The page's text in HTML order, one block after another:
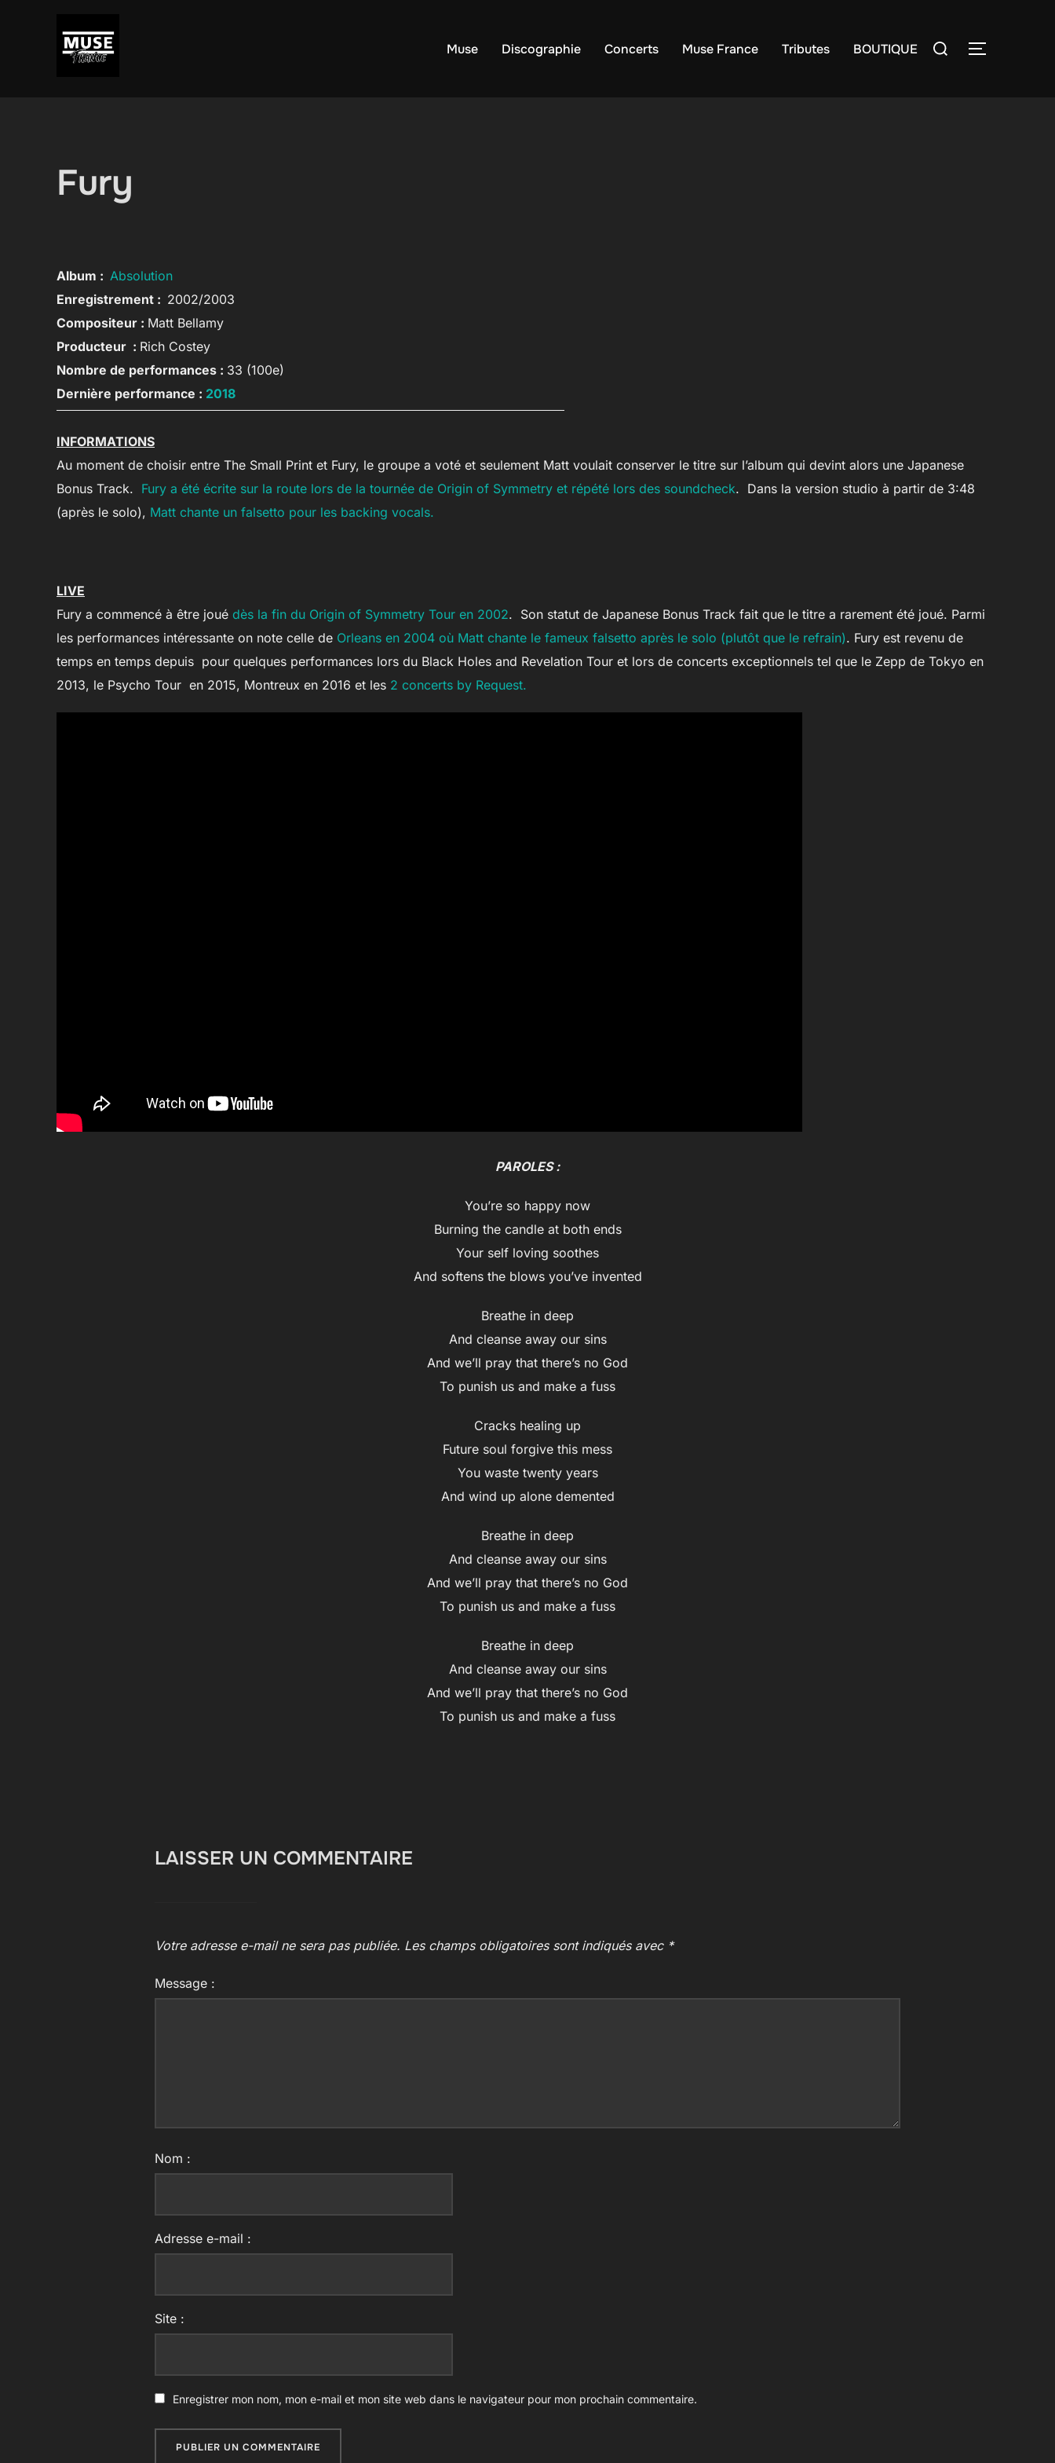
Muse Discographie Concerts Muse France Tributes BOUTIQUE
Rechercher :
Fury
Album : Absolution
Enregistrement : 2002/2003
Compositeur : Matt Bellamy
Producteur : Rich Costey
Nombre de performances : 33 (100e)
Dernière performance : 2018
INFORMATIONS
Au moment de choisir entre The Small Print et Fury, le groupe a voté et seulement Matt voulait conserver le titre sur l’album qui devint alors une Japanese
Bonus Track. Fury a été écrite sur la route lors de la tournée de Origin of Symmetry et répété lors des soundcheck. Dans la version studio à partir de 3:48
(après le solo), Matt chante un falsetto pour les backing vocals.
LIVE
Fury a commencé à être joué dès la fin du Origin of Symmetry Tour en 2002. Son statut de Japanese Bonus Track fait que le titre a rarement été joué. Parmi
les performances intéressante on note celle de Orleans en 2004 où Matt chante le fameux falsetto après le solo (plutôt que le refrain). Fury est revenu de
temps en temps depuis pour quelques performances lors du Black Holes and Revelation Tour et lors de concerts exceptionnels tel que le Zepp de Tokyo en
2013, le Psycho Tour en 2015, Montreux en 2016 et les 2 concerts by Request.
PAROLES :
You’re so happy now
Burning the candle at both ends
Your self loving soothes
And softens the blows you’ve invented
Breathe in deep
And cleanse away our sins
And we’ll pray that there’s no God
To punish us and make a fuss
Cracks healing up
Future soul forgive this mess
You waste twenty years
And wind up alone demented
Breathe in deep
And cleanse away our sins
And we’ll pray that there’s no God
To punish us and make a fuss
Breathe in deep
And cleanse away our sins
And we’ll pray that there’s no God
To punish us and make a fuss
LAISSER UN COMMENTAIRE
Votre adresse e-mail ne sera pas publiée. Les champs obligatoires sont indiqués avec *
Message :
Nom :
Adresse e-mail :
Site :
Enregistrer mon nom, mon e-mail et mon site web dans le navigateur pour mon prochain commentaire.